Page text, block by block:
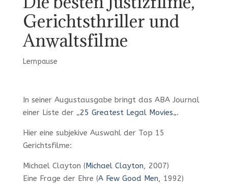
Gerichtsthriller und
Anwaltsfilme
Lernpause
In seiner Augustausgabe bringt das ABA Journal
einer Liste der „25 Greatest Legal Movies„.
Hier eine subjekive Auswahl der Top 15
Gerichtsfilme:
Michael Clayton (Michael Clayton, 2007)
Eine Frage der Ehre (A Few Good Men, 1992)